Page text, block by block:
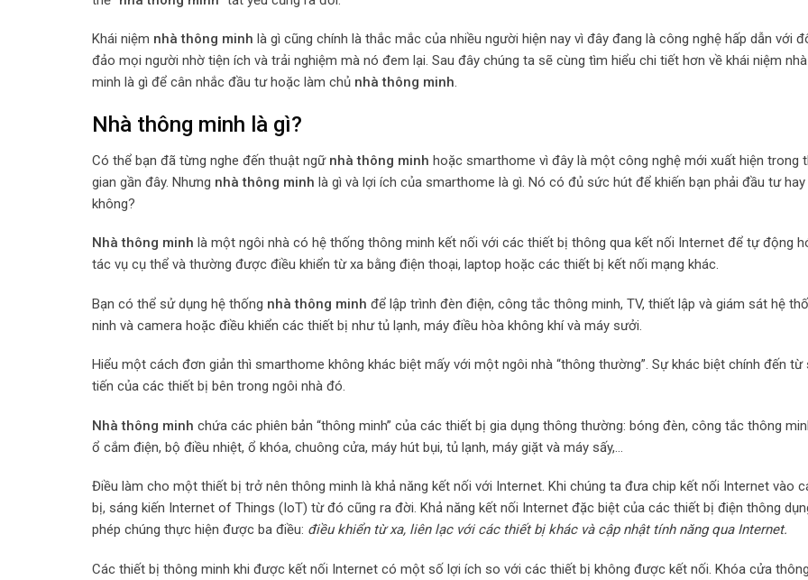
Khái niệm nhà thông minh là gì cũng chính là thắc mắc của nhiều người hiện nay vì đây đang là công nghệ hấp dẫn với
đảo mọi người nhờ tiện ích và trải nghiệm mà nó đem lại. Sau đây chúng ta sẽ cùng tìm hiểu chi tiết hơn về khái niệm
minh là gì để cân nhắc đầu tư hoặc làm chủ nhà thông minh.
Nhà thông minh là gì?
Có thể bạn đã từng nghe đến thuật ngữnhà thông minh hoặc smarthome vì đây là một công nghệ mới xuất hiện trong
gian gần đây. Nhưng nhà thông minh là gì và lợi ích của smarthome là gì. Nó có đủ sức hút để khiến bạn phải đầu tư hay
không?
Nhà thông minh là một ngôi nhà có hệ thống thông minh kết nối với các thiết bị thông qua kết nối Internet để tự động
tác vụ cụ thể và thường được điều khiển từ xa bằng điện thoại, laptop hoặc các thiết bị kết nối mạng khác.
Bạn có thể sử dụng hệ thống nhà thông minh để lập trình đèn điện, công tắc thông minh, TV, thiết lập và giám sát hệ
ninh và camera hoặc điều khiển các thiết bị như tủ lạnh, máy điều hòa không khí và máy sưởi.
Hiểu một cách đơn giản thì smarthome không khác biệt mấy với một ngôi nhà “thông thường”. Sự khác biệt chính đến từ
tiến của các thiết bị bên trong ngôi nhà đó.
Nhà thông minh chứa các phiên bản “thông minh” của các thiết bị gia dụng thông thường: bóng đèn, công tắc thông
ổ cắm điện, bộ điều nhiệt, ổ khóa, chuông cửa, máy hút bụi, tủ lạnh, máy giặt và máy sấy,…
Điều làm cho một thiết bị trở nên thông minh là khả năng kết nối với Internet. Khi chúng ta đưa chip kết nối Internet vào
bị, sáng kiến Internet of Things (IoT) từ đó cũng ra đời. Khả năng kết nối Internet đặc biệt của các thiết bị điện thông
phép chúng thực hiện được ba điều: điều khiển từ xa, liên lạc với các thiết bị khác và cập nhật tính năng qua Internet.
Các thiết bị thông minh khi được kết nối Internet có một số lợi ích so với các thiết bị không được kết nối. Khóa cửa